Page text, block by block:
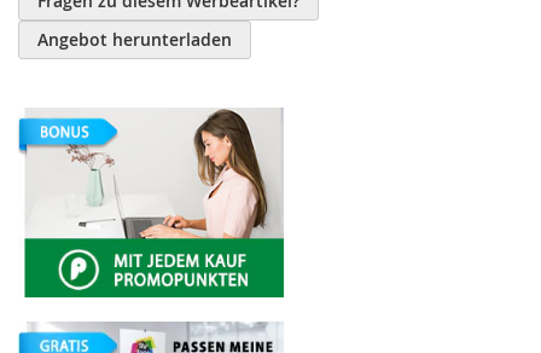
Angebot herunterladen